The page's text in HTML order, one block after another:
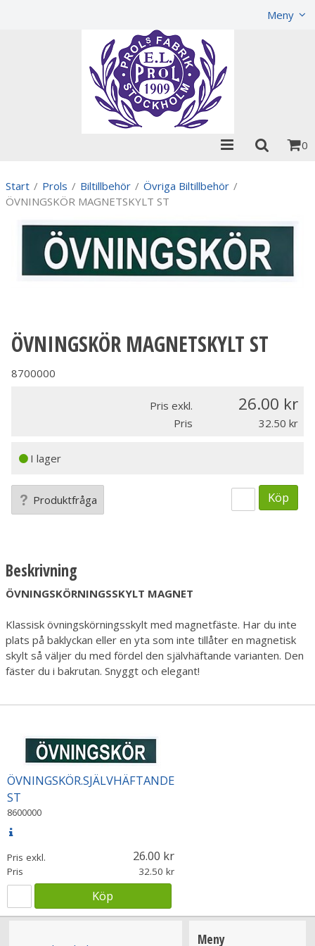
Meny
0
Start / Prols / Biltillbehör / Övriga Biltillbehör /
ÖVNINGSKÖR MAGNETSKYLT ST
ÖVNINGSKÖR MAGNETSKYLT ST
8700000
Pris exkl. 26.00
Pris 32.50
I lager
Produktfråga Köp
Beskrivning
ÖVNINGSKÖRNINGSSKYLT MAGNET
Klassisk övningskörningsskylt med magnetfäste. Har du inte
plats på baklyckan eller en yta som inte tillåter en magnetisk
skylt så väljer du med fördel den självhäftande varianten. Den
fäster du i bakrutan. Snyggt och elegant!
ÖVNINGSKÖR.SJÄLVHÄFTANDE
ST
8600000
Pris exkl. 26.00
Pris 32.50
Köp
Meny